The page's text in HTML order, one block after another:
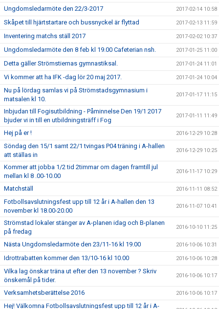
Ungdomsledarmöte den 22/3-2017 2017-02-14 10:58
Skåpet till hjärtstartare och bussnyckel är flyttad 2017-02-13 11:59
Inventering matchs ställ 2017 2017-02-02 10:37
Ungdomsledarmöte den 8 feb kl 19.00 Cafeterian nsh. 2017-01-25 11:00
Detta gäller Strömstiernas gymnastiksal. 2017-01-24 11:01
Vi kommer att ha IFK -dag lör 20 maj 2017. 2017-01-24 10:04
Nu på lördag samlas vi på Strömstadsgymnasium i
matsalen kl 10.
2017-01-17 11:15
Inbjudan till Fogisutbildning - Påminnelse Den 19/1 2017
bjuder vi in till en utbildningsträff i Fog
2017-01-11 11:49
Hej på er ! 2016-12-29 10:28
Söndag den 15/1 samt 22/1 tvingas P04 träning i A-hallen
att ställas in
2016-12-29 10:25
Kommer att jobba 1/2 tid 2timmar om dagen framtill jul
mellan kl 8 .00-10.00
2016-11-17 10:29
Matchställ 2016-11-11 08:52
Fotbollsavslutningsfest upp till 12 år i A-hallen den 13
november kl 18.00-20.00
2016-11-07 10:41
Strömstad lokaler stänger av A-planen idag och B-planen
på fredag
2016-10-10 11:25
Nästa Ungdomsledarmöte den 23/11-16 kl 19.00 2016-10-06 10:31
Idrottrabatten kommer den 13/10-16 kl 10.00 2016-10-06 10:28
Vilka lag önskar träna ut efter den 13 november ? Skriv
önskemål på tider.
2016-10-06 10:17
Verksamhetsberättelse 2016 2016-10-06 10:17
Hej! Välkomna Fotbollsavslutningsfest upp till 12 år i A-